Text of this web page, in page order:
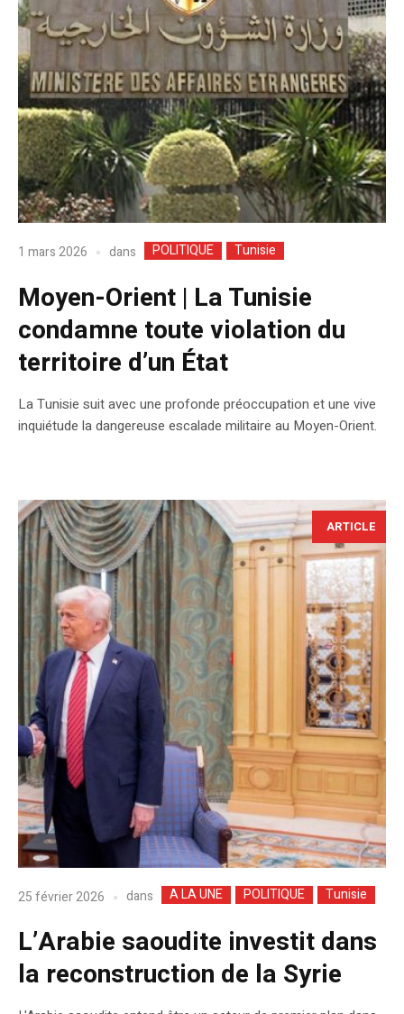
1 mars 2026 dans POLITIQUE Tunisie
Moyen-Orient | La Tunisie
condamne toute violation du
territoire d’un État
La Tunisie suit avec une profonde préoccupation et une vive
inquiétude la dangereuse escalade militaire au Moyen-Orient.
ARTICLE
25 février 2026 dans A LA UNE POLITIQUE Tunisie
L’Arabie saoudite investit dans
la reconstruction de la Syrie